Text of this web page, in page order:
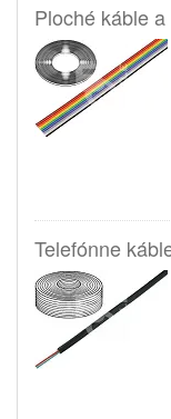
Ploché káble
Telefónne